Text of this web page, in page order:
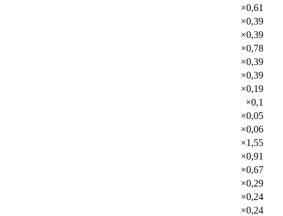
×0,61
×0,39
×0,39
×0,78
×0,39
×0,39
×0,19
×0,1
×0,05
×0,06
×1,55
×0,91
×0,67
×0,29
×0,24
×0,24